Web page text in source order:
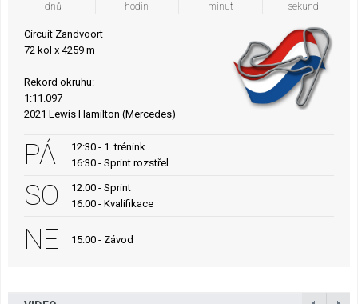
dnů hodin minut sekund
Circuit Zandvoort
72 kol x 4259 m
Rekord okruhu:
1:11.097
2021 Lewis Hamilton (Mercedes)
PÁ
12:30 - 1. trénink
16:30 - Sprint rozstřel
SO
12:00 - Sprint
16:00 - Kvalifikace
NE 15:00 - Závod